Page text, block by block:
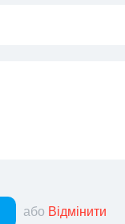
або Відмінити